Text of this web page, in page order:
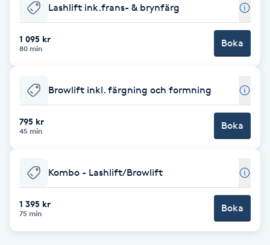
Damklippning
Dermapen
Diamantslipning
Extensions
Extensions borttagning
Lashlift ink.frans- & brynfärg
1 095 kr
80 min Boka
Browlift inkl. färgning och formning
795 kr
45 min Boka
Kombo - Lashlift/Browlift
1 395 kr
75 min Boka